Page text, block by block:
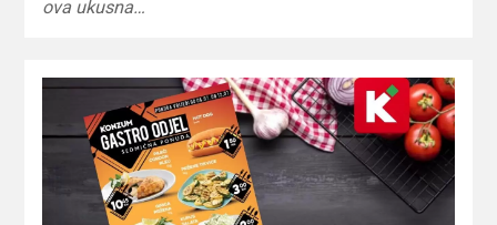
ova ukusna…